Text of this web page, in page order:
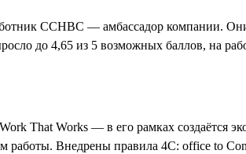
CCHBC — амбассадор компании.
до 4,65 из 5 возможных баллов, на
That Works — в его рамках создаётся
работы. Внедрены правила 4C: office to